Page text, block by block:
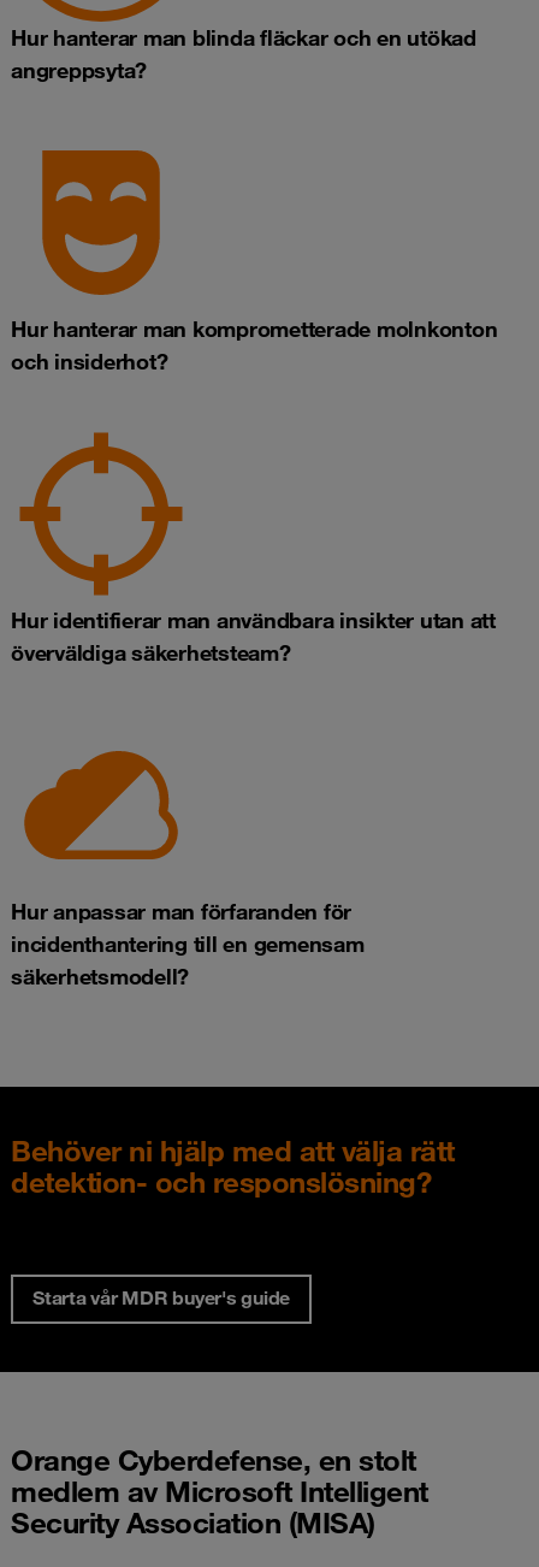
Hur hanterar man blinda fläckar och en utökad
angreppsyta?
Hur hanterar man komprometterade molnkonton
och insiderhot?
Hur identifierar man användbara insikter utan att
överväldiga säkerhetsteam?
Hur anpassar man förfaranden för
incidenthantering till en gemensam
säkerhetsmodell?
Behöver ni hjälp med att välja rätt
detektion- och responslösning?
Starta vår MDR buyer's guide
Orange Cyberdefense, en stolt
medlem av Microsoft Intelligent
Security Association (MISA)